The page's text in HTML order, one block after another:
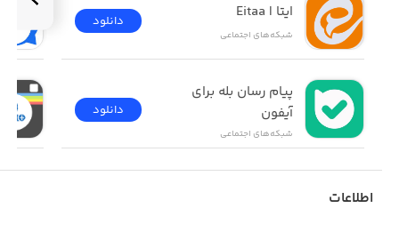
ایتا | Eitaa
شبکه‌های اجتماعی
دانلود
آیفون
شبکه‌های اجتماعی
دانلود
اطلاعات